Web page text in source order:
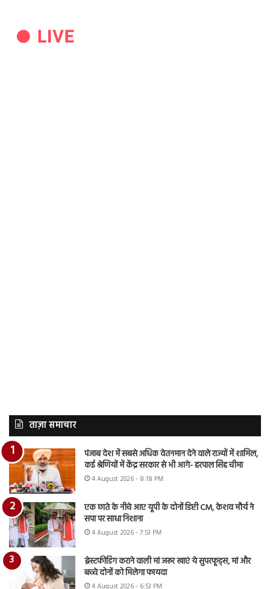
ताज़ा समाचार
पंजाब देश में सबसे अधिक वेतनमान देने वाले राज्यों में शामिल,
कई श्रेणियों में केंद्र सरकार से भी आगे- हरपाल सिंह चीमा
4 August 2026 - 8:18 PM
एक छाते के नीचे आए यूपी के दोनों डिप्टी CM, केशव मौर्य ने
सपा पर साधा निशाना
4 August 2026 - 7:53 PM
ब्रेस्टफीडिंग कराने वाली मां जरूर खाएं ये सुपरफूड्स, मां और
बच्चे दोनों को मिलेगा फायदा
4 August 2026 - 6:53 PM